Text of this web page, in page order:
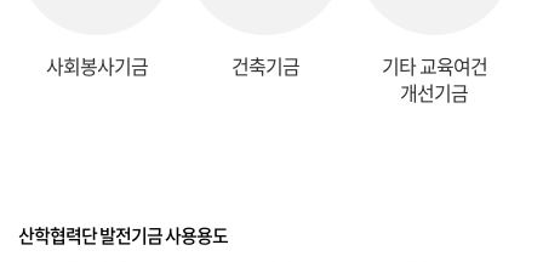
사회봉사기금 건축기금
기타 교육여건
개선기금
산학협력단 발전기금 사용용도